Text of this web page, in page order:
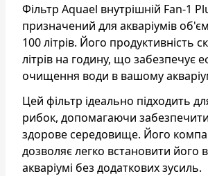
Фільтр Aquael внутрішній Fan-1
призначений для акваріумів
100 літрів. Його продуктивність
літрів на годину, що забезпечує
очищення води в вашому
Цей фільтр ідеально підходить
рибок, допомагаючи забезпечити
здорове середовище. Його
дозволяє легко встановити його
акваріумі без додаткових зусиль.